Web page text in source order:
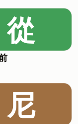
從
尼